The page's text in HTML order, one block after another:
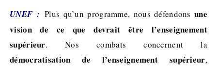
UNEF : Plus qu’un programme, nous défendonsune
vision de ce que devrait être l’enseignement
supérieur. Nos combats concernent la
démocratisation de l’enseignement supérieur,